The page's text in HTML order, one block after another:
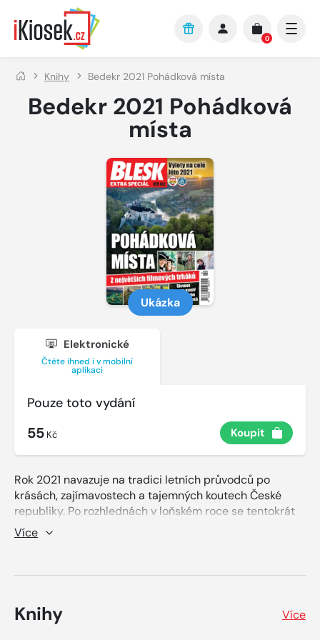
Přejít na hlavní obsah
0
Knihy Bedekr 2021 Pohádková místa
Bedekr 2021 Pohádková
místa
Ukázka
Elektronické
Čtěte ihned i v mobilní
aplikaci
Pouze toto vydání
55 Kč Koupit
Rok 2021 navazuje na tradici letních průvodců po
krásách, zajímavostech a tajemných koutech České
republiky. Po rozhlednách v loňském roce se tentokrát
vydáme na místa, kde se natáčely nejznámější české
filmy. Lokace vybrané filmaři logicky patří
slouží estetice filmu, dotvářejí atmosféru a výtvarno
letos čtenáře a výletníky Blesku.
Více
Knihy Více